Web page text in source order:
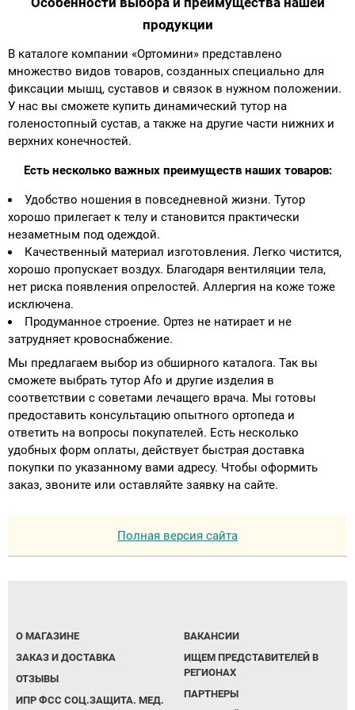
продукции
В каталоге компании «Ортомини» представлено
множество видов товаров, созданных специально для
фиксации мышц, суставов и связок в нужном положении.
У нас вы сможете купить динамический тутор на
голеностопный сустав, а также на другие части нижних и
верхних конечностей.
Есть несколько важных преимуществ наших товаров:
Удобство ношения в повседневной жизни. Тутор
хорошо прилегает к телу и становится практически
незаметным под одеждой.
Качественный материал изготовления. Легко чистится,
хорошо пропускает воздух. Благодаря вентиляции тела,
нет риска появления опрелостей. Аллергия на коже тоже
исключена.
Продуманное строение. Ортез не натирает и не
затрудняет кровоснабжение.
Мы предлагаем выбор из обширного каталога. Так вы
сможете выбрать тутор Afo и другие изделия в
соответствии с советами лечащего врача. Мы готовы
предоставить консультацию опытного ортопеда и
ответить на вопросы покупателей. Есть несколько
удобных форм оплаты, действует быстрая доставка
покупки по указанному вами адресу. Чтобы оформить
заказ, звоните или оставляйте заявку на сайте.
Полная версия сайта
О МАГАЗИНЕ
ЗАКАЗ И ДОСТАВКА
ОТЗЫВЫ
ИПР ФСС СОЦ.ЗАЩИТА. МЕД.
ВАКАНСИИ
ИЩЕМ ПРЕДСТАВИТЕЛЕЙ В
РЕГИОНАХ
ПАРТНЕРЫ
Санитарные приспособления для
инвалидов
Противопролежневые матрасы, подушки
ОПОРЫ, ВЕРТИКАЛИЗАТОРЫ, Оборудование
Одежда ортопедическая (адаптивная) для
инвалидов
Индивидуальное изготовление